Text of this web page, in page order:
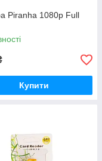
Piranha 1080p Full
Купити